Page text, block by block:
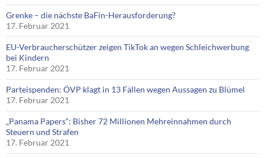
Grenke – die nächste BaFin-Herausforderung?
17. Februar 2021
EU-Verbraucherschützer zeigen TikTok an wegen Schleichwerbung
bei Kindern
17. Februar 2021
Parteispenden: ÖVP klagt in 13 Fällen wegen Aussagen zu Blümel
17. Februar 2021
„Panama Papers“: Bisher 72 Millionen Mehreinnahmen durch
Steuern und Strafen
17. Februar 2021